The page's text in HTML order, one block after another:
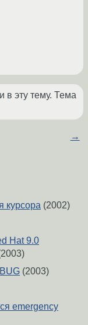
в эту тему. Тема
→
курсора (2002)
Hat 9.0
(2003)
emergency